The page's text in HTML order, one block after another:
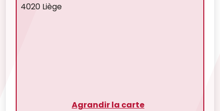
4020 Liège
Agrandir la carte